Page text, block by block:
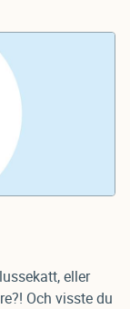
eller
Och visste du